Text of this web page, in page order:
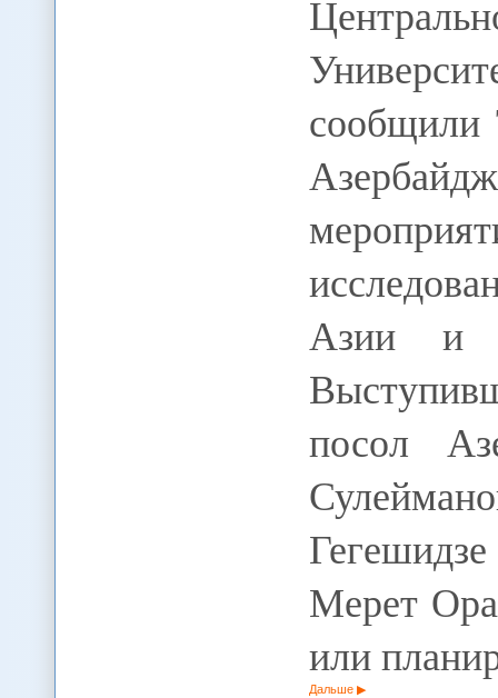
сообщили
Азии и
посол
Мерет
или
Дальше